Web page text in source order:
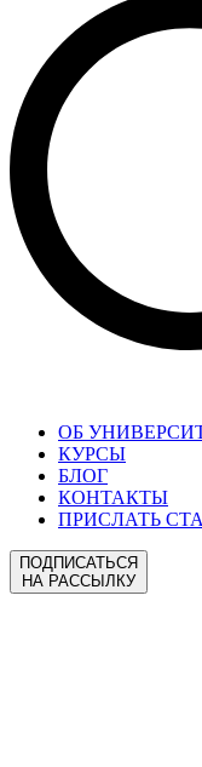
ОБ
КУРСЫ
БЛОГ
КОНТАКТЫ
ПРИСЛАТЬ
ПОДПИСАТЬСЯ
НА РАССЫЛКУ